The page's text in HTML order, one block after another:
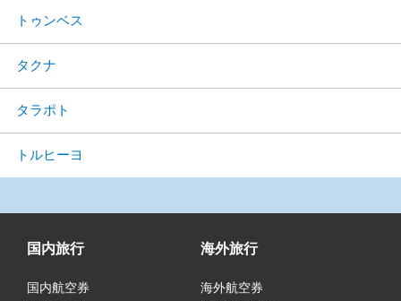
トゥンベス
タクナ
タラポト
トルヒーヨ
国内旅行
国内航空券
海外旅行
海外航空券